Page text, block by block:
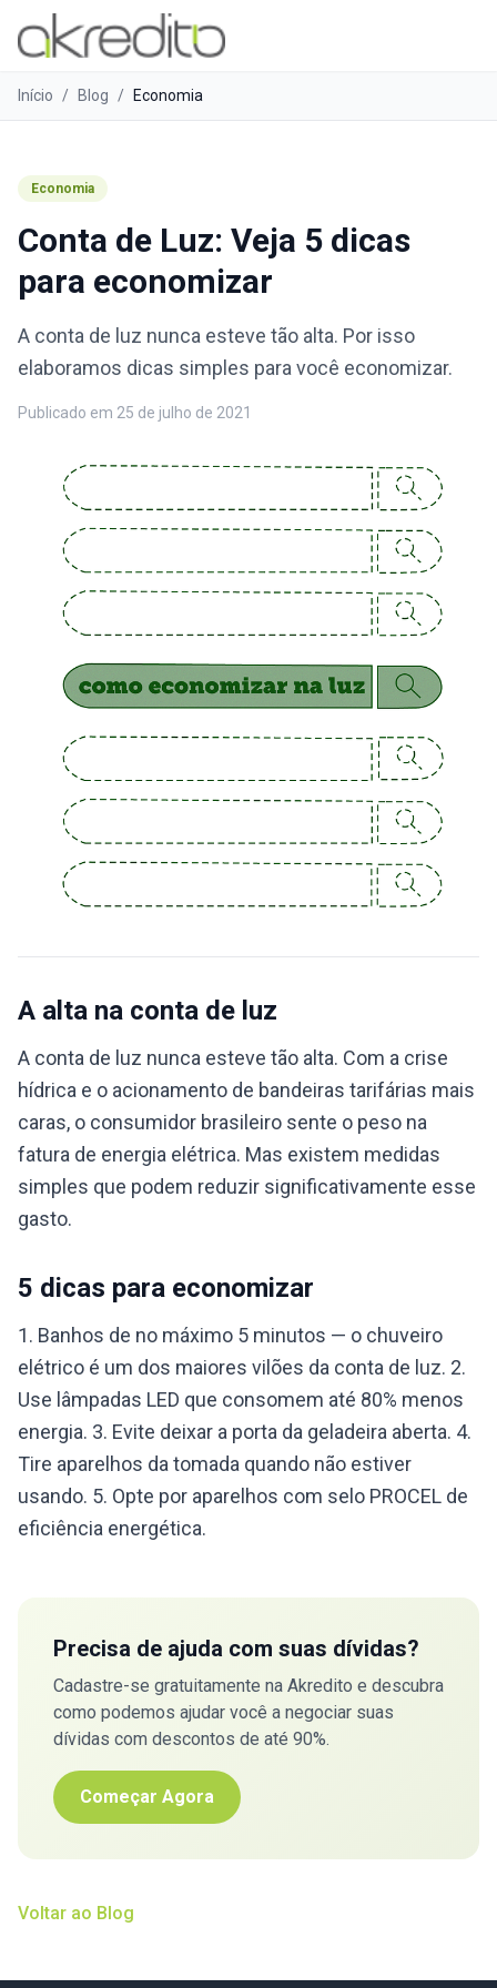
Início / Blog / Economia
Economia
Conta de Luz: Veja 5 dicas
para economizar
A conta de luz nunca esteve tão alta. Por isso
elaboramos dicas simples para você economizar.
Publicado em 25 de julho de 2021
A alta na conta de luz
A conta de luz nunca esteve tão alta. Com a crise
hídrica e o acionamento de bandeiras tarifárias mais
caras, o consumidor brasileiro sente o peso na
fatura de energia elétrica. Mas existem medidas
simples que podem reduzir significativamente esse
gasto.
5 dicas para economizar
1. Banhos de no máximo 5 minutos — o chuveiro
elétrico é um dos maiores vilões da conta de luz. 2.
Use lâmpadas LED que consomem até 80% menos
energia. 3. Evite deixar a porta da geladeira aberta. 4.
Tire aparelhos da tomada quando não estiver
usando. 5. Opte por aparelhos com selo PROCEL de
eficiência energética.
Precisa de ajuda com suas dívidas?
Cadastre-se gratuitamente na Akredito e descubra
como podemos ajudar você a negociar suas
dívidas com descontos de até 90%.
Começar Agora
Voltar ao Blog